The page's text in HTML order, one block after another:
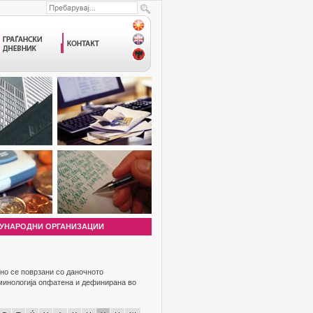
ОРГАНИЗАЦИИ
се поврзани со даночното
опфатена и дефинирана во